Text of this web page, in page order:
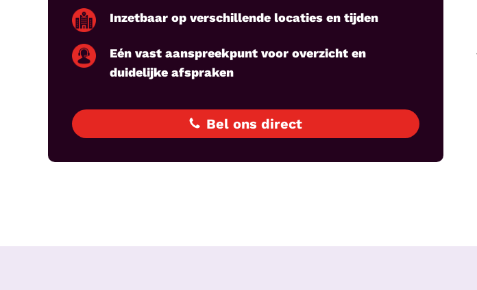
Inzetbaar op verschillende locaties en tijden
Eén vast aanspreekpunt voor overzicht en
duidelijke afspraken
Bel ons direct